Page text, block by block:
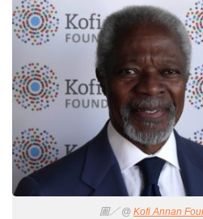
圖／ @ Kofi Annan